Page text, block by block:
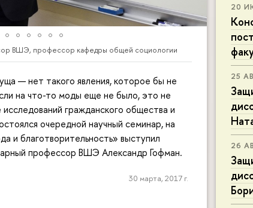
20
25
26
ВШЭ, профессор кафедры общей социологии
— нет такого явления, которое бы не
на что-то моды еще не было, это не
гражданского общества и
очередной научный семинар, на
и благотворительность» выступил
профессор ВШЭ Александр Гофман.
30 марта, 2017 г.